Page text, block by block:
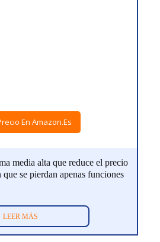
En Amazon.es
media alta que reduce el precio
se pierdan apenas funciones
LEER MÁS